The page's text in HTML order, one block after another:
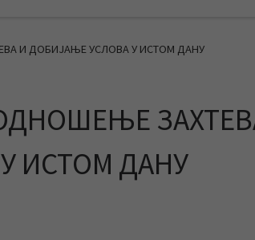
И ДОБИЈАЊЕ УСЛОВА У ИСТОМ ДАНУ
ИСТОМ ДАНУ